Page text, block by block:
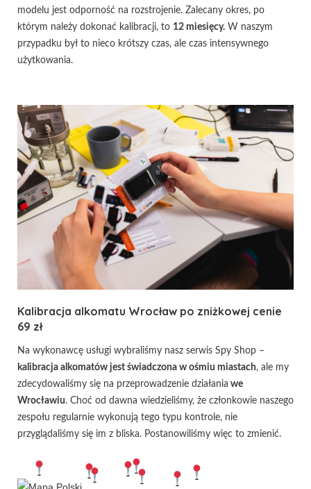
modelu jest odporność na rozstrojenie. Zalecany okres, po
którym należy dokonać kalibracji, to 12 miesięcy. W naszym
przypadku był to nieco krótszy czas, ale czas intensywnego
użytkowania.
Kalibracja alkomatu Wrocław po zniżkowej cenie
69 zł
Na wykonawcę usługi wybraliśmy nasz serwis Spy Shop –
kalibracja alkomatów jest świadczona w ośmiu miastach, ale my
zdecydowaliśmy się na przeprowadzenie działania we
Wrocławiu. Choć od dawna wiedzieliśmy, że członkowie naszego
zespołu regularnie wykonują tego typu kontrole, nie
przyglądaliśmy się im z bliska. Postanowiliśmy więc to zmienić.